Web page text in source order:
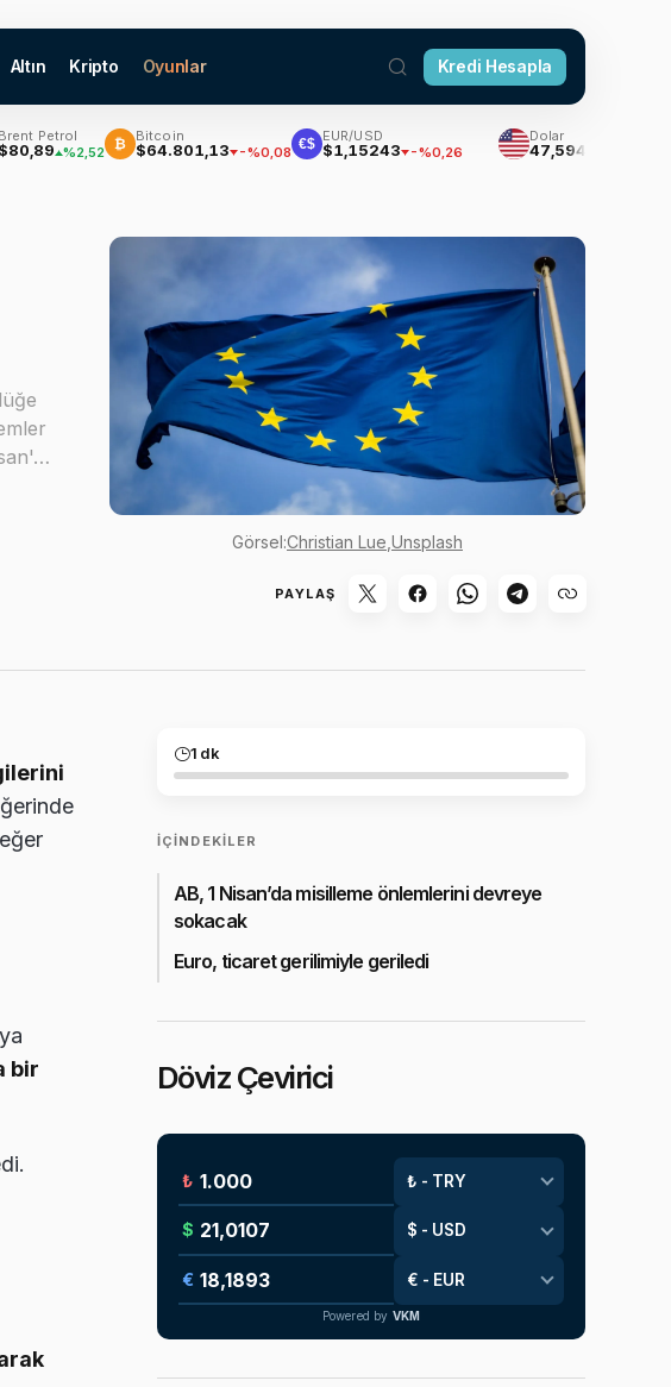
Altın Kripto Oyunlar Kredi Hesapla
%2,52 ₿
Bitcoin
$64.801,13 -%0,08 €$
EUR/USD
$1,15243 -%0,26
Dolar
47,5948 %0,06
Görsel:Christian Lue Unsplash
PAYLAŞ
bir
1 dk
İÇINDEKILER
AB, 1 Nisan’da misilleme önlemlerini devreye
sokacak
Euro, ticaret gerilimiyle geriledi
Döviz Çevirici
₺
$
€
Powered by VKM